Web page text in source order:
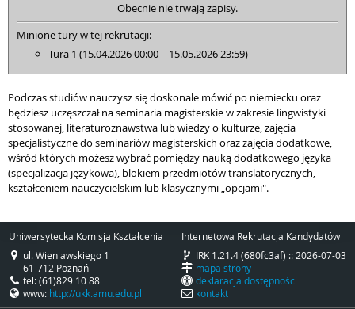
Obecnie nie trwają zapisy.
Minione tury w tej rekrutacji:
Tura 1 (15.04.2026 00:00 – 15.05.2026 23:59)
Podczas studiów nauczysz się doskonale mówić po niemiecku oraz
będziesz uczęszczał na seminaria magisterskie w zakresie lingwistyki
stosowanej, literaturoznawstwa lub wiedzy o kulturze, zajęcia
specjalistyczne do seminariów magisterskich oraz zajęcia dodatkowe,
wśród których możesz wybrać pomiędzy nauką dodatkowego języka
(specjalizacja językowa), blokiem przedmiotów translatorycznych,
kształceniem nauczycielskim lub klasycznymi „opcjami".
Uniwersytecka Komisja Kształcenia
ul. Wieniawskiego 1
61-712 Poznań
tel: (61)829 10 88
www: http://ukk.amu.edu.pl
Internetowa Rekrutacja Kandydatów
IRK 1.21.4 (680fc3af) :: 2026-07-03
mapa strony
deklaracja dostępności
kontakt